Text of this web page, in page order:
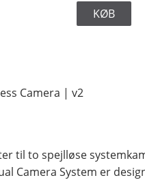
KØB
Camera | v2
til to spejlløse
Camera System er